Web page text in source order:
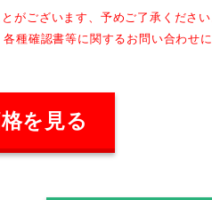
がございます、予めご了承ください
種確認書等に関するお問い合わせ
を見る